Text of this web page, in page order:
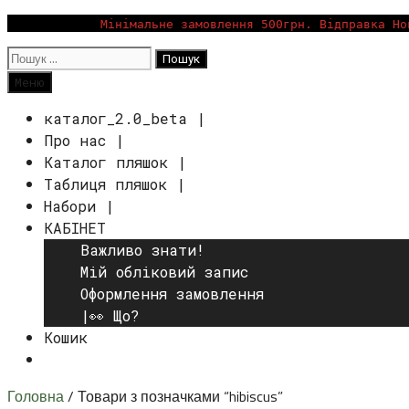
до
вмісту
Мінімальне замовлення 500грн. Відправка
Пошук:
Пошук
Меню
каталог_2.0_beta |
Про нас |
Каталог пляшок |
Таблиця пляшок |
Набори |
КАБІНЕТ
Важливо знати!
Мій обліковий запис
Оформлення замовлення
|👀 Що?
Кошик
Головна/ Товари з позначками “hibiscus”